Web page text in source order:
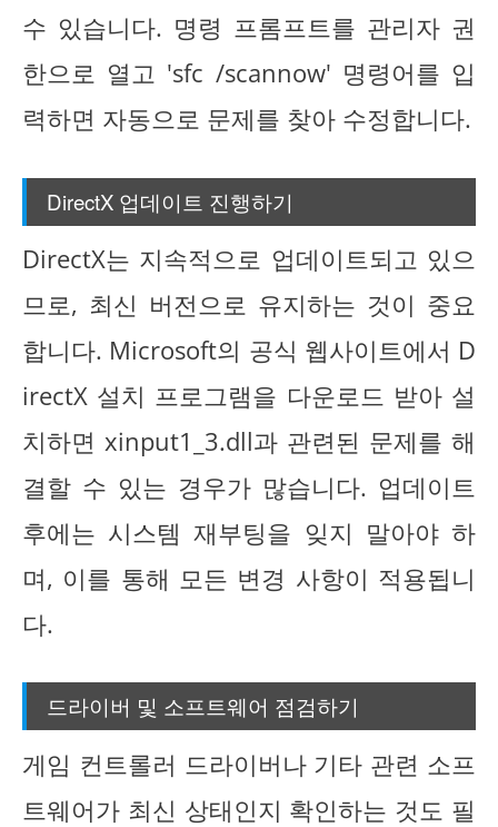
수 있습니다. 명령 프롬프트를 관리자 권
한으로 열고 'sfc /scannow' 명령어를 입
력하면 자동으로 문제를 찾아 수정합니다.
DirectX 업데이트 진행하기
DirectX는 지속적으로 업데이트되고 있으
므로, 최신 버전으로 유지하는 것이 중요
합니다. Microsoft의 공식 웹사이트에서 D
irectX 설치 프로그램을 다운로드 받아 설
치하면 xinput1_3.dll과 관련된 문제를 해
결할 수 있는 경우가 많습니다. 업데이트
후에는 시스템 재부팅을 잊지 말아야 하
며, 이를 통해 모든 변경 사항이 적용됩니
다.
드라이버 및 소프트웨어 점검하기
게임 컨트롤러 드라이버나 기타 관련 소프
트웨어가 최신 상태인지 확인하는 것도 필